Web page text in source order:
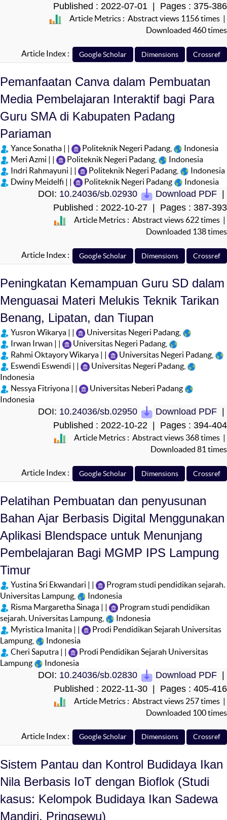
Published : 2022-07-01 | Pages : 375-386
Article Metrics : Abstract views 1156 times |
Downloaded 460 times
Article Index :
Pemanfaatan Canva dalam Pembuatan
Media Pembelajaran Interaktif bagi Para
Guru SMA di Kabupaten Padang
Pariaman
Yance Sonatha | | Politeknik Negeri Padang,
Indonesia
Meri Azmi | |
Politeknik Negeri Padang,
Indonesia
Indri Rahmayuni | |
Politeknik Negeri Padang,
Indonesia
Dwiny Meidelfi | |
Politeknik Negeri Padang Indonesia
DOI: 10.24036/sb.02930 Download PDF |
Published : 2022-10-27 | Pages : 387-393
Article Metrics : Abstract views 622 times |
Downloaded 138 times
Article Index :
Peningkatan Kemampuan Guru SD dalam
Menguasai Materi Melukis Teknik Tarikan
Benang, Lipatan, dan Tiupan
Yusron Wikarya | |
Universitas Negeri Padang,
Irwan Irwan | |
Universitas Negeri Padang,
Rahmi Oktayory Wikarya | |
Universitas Negeri Padang,
Eswendi Eswendi | |
Universitas Negeri Padang,
Indonesia
Nessya Fitriyona | |
Universitas Neberi Padang
Indonesia
DOI: 10.24036/sb.02950 Download PDF |
Published : 2022-10-22 | Pages : 394-404
Article Metrics : Abstract views 368 times |
Downloaded 81 times
Article Index :
Pelatihan Pembuatan dan penyusunan
Bahan Ajar Berbasis Digital Menggunakan
Aplikasi Blendspace untuk Menunjang
Pembelajaran Bagi MGMP IPS Lampung
Timur
Yustina Sri Ekwandari | |
Program studi pendidikan sejarah.
Universitas Lampung,
Indonesia
Risma Margaretha Sinaga | |
Program studi pendidikan
sejarah. Universitas Lampung,
Indonesia
Myristica Imanita | |
Prodi Pendidikan Sejarah Universitas
Lampung,
Indonesia
Cheri Saputra | |
Prodi Pendidikan Sejarah Universitas
Lampung
Indonesia
DOI: 10.24036/sb.02830 Download PDF |
Published : 2022-11-30 | Pages : 405-416
Article Metrics : Abstract views 257 times |
Downloaded 100 times
Article Index :
Sistem Pantau dan Kontrol Budidaya Ikan
Nila Berbasis IoT dengan Bioflok (Studi
kasus: Kelompok Budidaya Ikan Sadewa
Mandiri, Pringsewu)